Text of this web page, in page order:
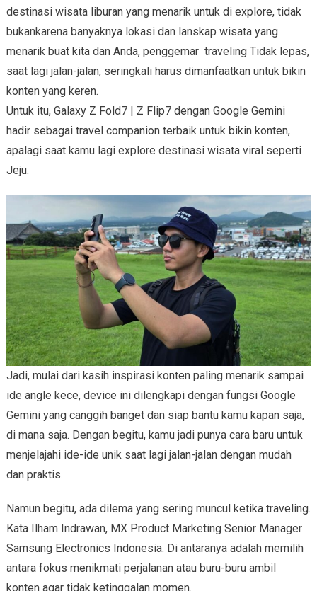
destinasi wisata liburan yang menarik untuk di explore, tidak
bukankarena banyaknya lokasi dan lanskap wisata yang
menarik buat kita dan Anda, penggemar traveling Tidak lepas,
saat lagi jalan-jalan, seringkali harus dimanfaatkan untuk bikin
konten yang keren.
Untuk itu, Galaxy Z Fold7 | Z Flip7 dengan Google Gemini
hadir sebagai travel companion terbaik untuk bikin konten,
apalagi saat kamu lagi explore destinasi wisata viral seperti
Jeju.
Jadi, mulai dari kasih inspirasi konten paling menarik sampai
ide angle kece, device ini dilengkapi dengan fungsi Google
Gemini yang canggih banget dan siap bantu kamu kapan saja,
di mana saja. Dengan begitu, kamu jadi punya cara baru untuk
menjelajahi ide-ide unik saat lagi jalan-jalan dengan mudah
dan praktis.
Namun begitu, ada dilema yang sering muncul ketika traveling.
Kata Ilham Indrawan, MX Product Marketing Senior Manager
Samsung Electronics Indonesia. Di antaranya adalah memilih
antara fokus menikmati perjalanan atau buru-buru ambil
konten agar tidak ketinggalan momen.